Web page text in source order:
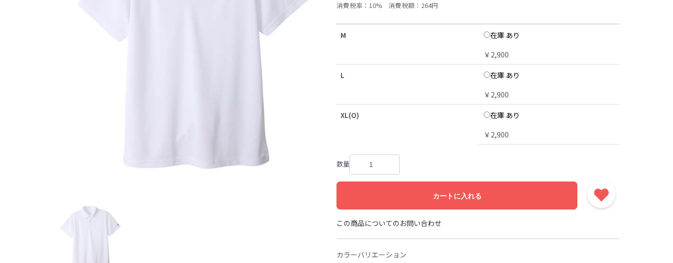
消費税率：10% 消費税額：264円
M
在庫 あり
￥2,900
L
在庫 あり
￥2,900
XL(O)
在庫 あり
￥2,900
数量
カートに入れる
この商品についてのお問い合わせ
カラーバリエーション